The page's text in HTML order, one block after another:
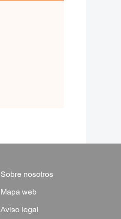
Sobre nosotros
Mapa web
Aviso legal